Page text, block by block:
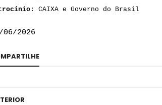
CAIXA e Governo do Brasil
06/2026